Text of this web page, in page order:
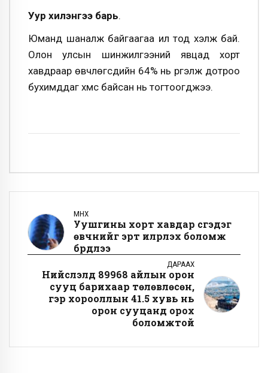
Уур хилэнгээ барь.
Юманд шаналж байгаагаа ил тод хэлж бай.
Олон улсын шинжилгээний явцад хорт
хавдраар өвчлөгсдийн 64% нь үргэлж дотроо
бухимддаг хүмүүс байсан нь тогтоогджээ.
ӨМНӨХ
Уушгины хорт хавдар үүсгэдэг
өвчнийг эрт илрүүлэх боломж
бүрдлээ
ДАРААХ
Нийслэлд 89968 айлын орон
сууц барихаар төлөвлөсөн,
гэр хорооллын 41.5 хувь нь
орон сууцанд орох
боломжтой